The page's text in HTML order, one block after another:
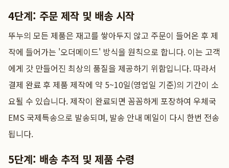
4단계: 주문 제작 및 배송 시작
뚜누의 모든 제품은 재고를 쌓아두지 않고 주문이 들어온 후 제
작에 들어가는 '오더메이드' 방식을 원칙으로 합니다. 이는 고객
에게 갓 만들어진 최상의 품질을 제공하기 위함입니다. 따라서
결제 완료 후 제품 제작에 약 5~10일(영업일 기준)의 기간이 소
요될 수 있습니다. 제작이 완료되면 꼼꼼하게 포장하여 우체국
EMS 국제특송으로 발송되며, 발송 안내 메일이 다시 한번 전송
됩니다.
5단계: 배송 추적 및 제품 수령